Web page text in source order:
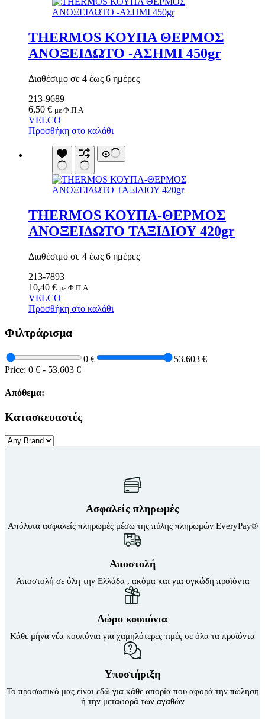
Τοίχοι Για Κιόσκια
Τσαντάκια Μέσης
Υπνόσακοι
Υπόστεγο Αντιηλιακό
Υποστρώματα
Χημικά Υγρά
Χημικές Τουαλέτες
Είδη Κατάδυσης
Αναπνευστήρες
Γιλέκο Διάσωσης
Γυαλάκια Πισίνας
Ζώνες Πλεύσης
Μαχαίρια Κατάδυσης
Στολές Κατάδυσης
Υποδήματα Παράλιας
Ψαροτούφεκα
Ωτοασπίδες Σετ
Είδη Ορειβασίας
Μπαστούνια
Επιγονατίδες
Παγούρια Στρατιωτικά
Φούμο
THERMOS ΚΟΥΠΑ ΘΕΡΜΟΣ
ΑΝΟΞΕΙΔΩΤΟ -ΑΣΗΜΙ 450gr
Διαθέσιμο σε 4 έως 6 ημέρες
213-9689
6,50 € με Φ.Π.Α
VELCO
Προσθήκη στο καλάθι
THERMOS ΚΟΥΠΑ-ΘΕΡΜΟΣ
ΑΝΟΞΕΙΔΩΤΟ ΤΑΞΙΔΙΟΥ 420gr
Διαθέσιμο σε 4 έως 6 ημέρες
213-7893
10,40 € με Φ.Π.Α
VELCO
Προσθήκη στο καλάθι
Φιλτράρισμα
0 €
53.603 €
Price: 0 € - 53.603 €
Απόθεμα:
Κατασκευαστές
Ασφαλείς πληρωμές
Απόλυτα ασφαλείς πληρωμές μέσω της πύλης πληρωμών EveryPay®
Αποστολή
Αποστολή σε όλη την Ελλάδα , ακόμα και για ογκώδη προϊόντα
Δώρο κουπόνια
Κάθε μήνα νέα κουπόνια για χαμηλότερες τιμές σε όλα τα προϊόντα
Υποστήριξη
Το προσωπικό μας είναι εδώ για κάθε απορία που αφορά την πώληση
ή την μεταφορά των αγαθών